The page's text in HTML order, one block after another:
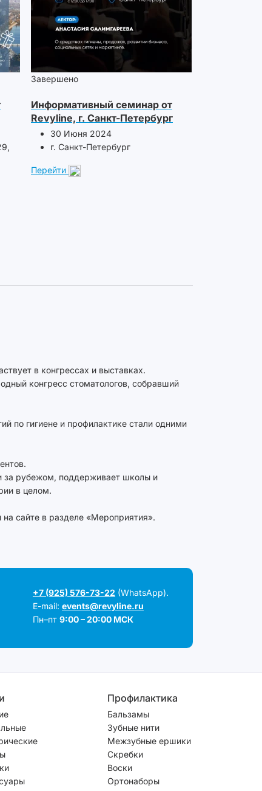
Завершено
Информативный семинар от
Revyline, г. Санкт-Петербург
30 Июня 2024
г. Санкт-Петербург
Перейти
в конгрессах и выставках.
конгресс стоматологов, собравший
по гигиене и профилактике стали одними
за рубежом, поддерживает школы и
в целом.
сайте в разделе «Мероприятия».
+7 (925) 576-73-22 (WhatsApp).
E-mail: events@revyline.ru
Пн–пт 9:00 – 20:00 МСК
Профилактика
Бальзамы
Зубные нити
Межзубные ершики
Скребки
Воски
Ортонаборы